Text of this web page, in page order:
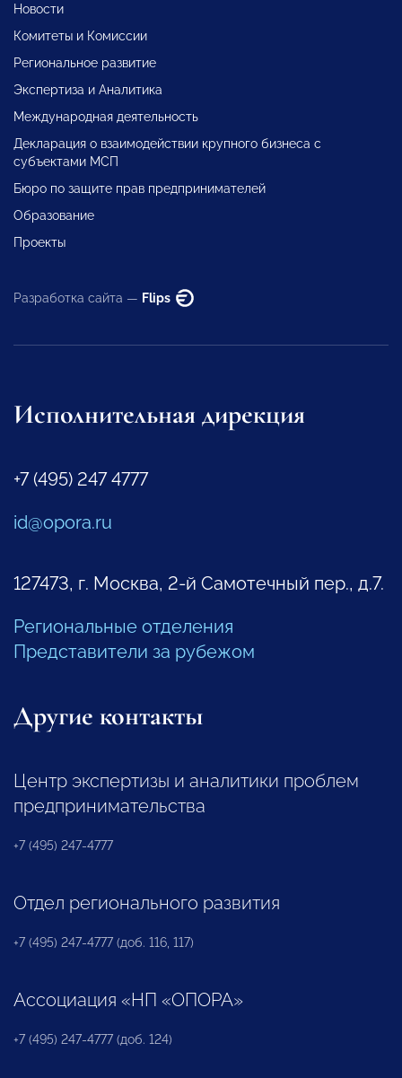
Новости
Комитеты и Комиссии
Региональное развитие
Экспертиза и Аналитика
Международная деятельность
Декларация о взаимодействии крупного бизнеса с
субъектами МСП
Бюро по защите прав предпринимателей
Образование
Проекты
Разработка сайта — Flips
Исполнительная дирекция
+7 (495) 247 4777
id@opora.ru
127473, г. Москва, 2-й Самотечный пер., д.7.
Региональные отделения
Представители за рубежом
Другие контакты
Центр экспертизы и аналитики проблем
предпринимательства
+7 (495) 247-4777
Отдел регионального развития
+7 (495) 247-4777 (доб. 116, 117)
Ассоциация «НП «ОПОРА»
+7 (495) 247-4777 (доб. 124)